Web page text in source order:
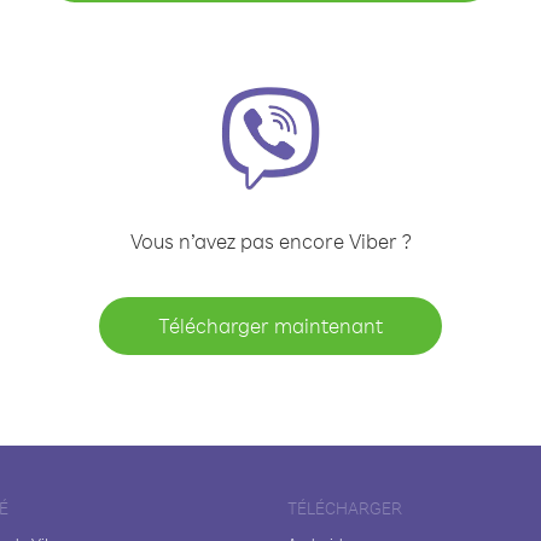
Vous n’avez pas encore Viber ?
Télécharger maintenant
TÉLÉCHARGER